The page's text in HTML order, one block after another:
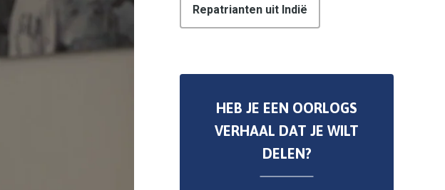
Repatrianten uit Indië
HEB JE EEN OORLOGS
VERHAAL DAT JE WILT
DELEN?